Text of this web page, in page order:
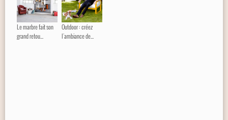
Le marbre fait son
grand retou...
Outdoor : créez
l'ambiance de...